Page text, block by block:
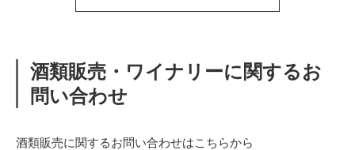
酒類販売・ワイナリーに関するお
問い合わせ
酒類販売に関するお問い合わせはこちらから